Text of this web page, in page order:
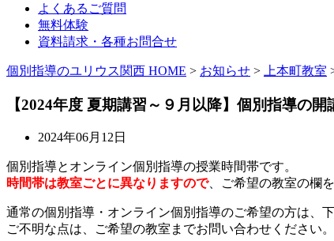
よくあるご質問
無料体験
資料請求・各種お問合せ
個別指導のユリウス関西 HOME > お知らせ > 上本町教室
【2024年度 夏期講習～９月以降】個別指導の
2024年06月12日
個別指導とオンライン個別指導の授業時間帯です。
時間帯は教室ごとに異なりますので、ご希望の教室の欄
通常の個別指導・オンライン個別指導のご希望の方は、
ご不明な点は、ご希望の教室までお問い合わせください。